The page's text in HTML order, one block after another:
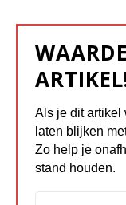
Als je dit artikel
laten blijken
Zo help je
stand houden.